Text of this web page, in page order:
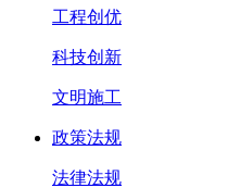
工程创优
科技创新
文明施工
政策法规
法律法规